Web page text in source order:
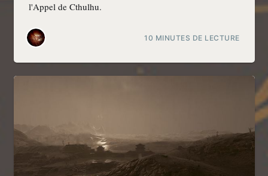
l'Appel de Cthulhu.
10 MINUTES DE LECTURE